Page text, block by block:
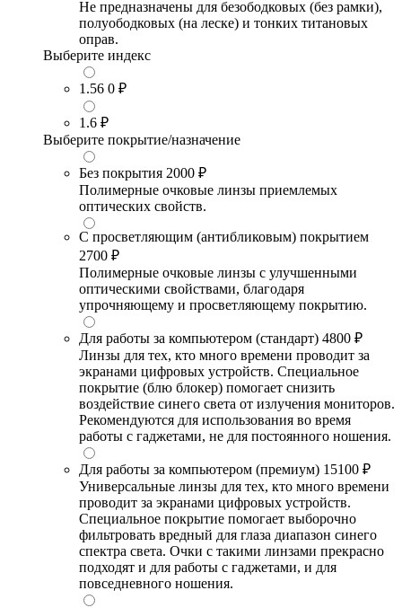
Не предназначены для безободковых (без рамки),
полуободковых (на леске) и тонких титановых
оправ.
Выберите индекс
1.56 0 ₽
1.6 ₽
Выберите покрытие/назначение
Без покрытия 2000 ₽
Полимерные очковые линзы приемлемых
оптических свойств.
С просветляющим (антибликовым) покрытием
2700 ₽
Полимерные очковые линзы с улучшенными
оптическими свойствами, благодаря
упрочняющему и просветляющему покрытию.
Для работы за компьютером (стандарт) 4800 ₽
Линзы для тех, кто много времени проводит за
экранами цифровых устройств. Специальное
покрытие (блю блокер) помогает снизить
воздействие синего света от излучения мониторов.
Рекомендуются для использования во время
работы с гаджетами, не для постоянного ношения.
Для работы за компьютером (премиум) 15100 ₽
Универсальные линзы для тех, кто много времени
проводит за экранами цифровых устройств.
Специальное покрытие помогает выборочно
фильтровать вредный для глаза диапазон синего
спектра света. Очки с такими линзами прекрасно
подходят и для работы с гаджетами, и для
повседневного ношения.